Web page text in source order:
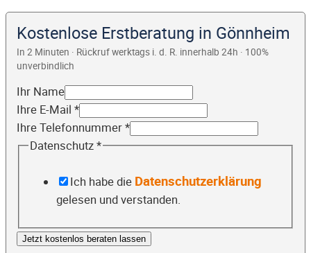
Kostenlose Erstberatung in Gönnheim
In 2 Minuten · Rückruf werktags i. d. R. innerhalb 24h · 100%
unverbindlich
Ihr Name
Ihre E-Mail *
Ihre Telefonnummer*
Datenschutz*
Ich habe die Datenschutzerklärung
gelesen und verstanden.
Jetzt kostenlos beraten lassen